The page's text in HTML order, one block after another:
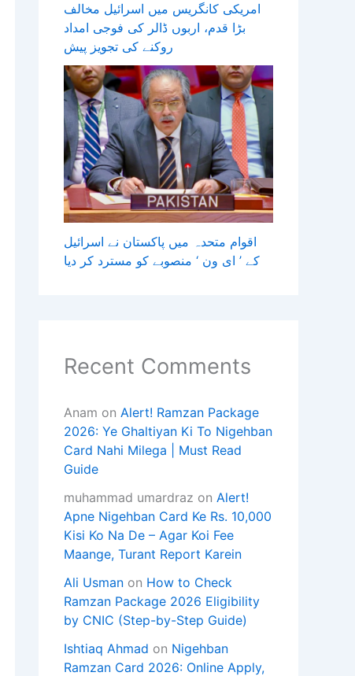
امریکی کانگریس میں اسرائیل مخالف
بڑا قدم، اربوں ڈالر کی فوجی امداد
روکنے کی تجویز پیش
اقوام متحدہ میں پاکستان نے اسرائیل
کے ’ ای ون ‘ منصوبے کو مسترد کر دیا
Recent Comments
Anam on Alert! Ramzan Package
2026: Ye Ghaltiyan Ki To Nigehban
Card Nahi Milega | Must Read
Guide
muhammad umardraz on Alert!
Apne Nigehban Card Ke Rs. 10,000
Kisi Ko Na De – Agar Koi Fee
Maange, Turant Report Karein
Ali Usman on How to Check
Ramzan Package 2026 Eligibility
by CNIC (Step-by-Step Guide)
Ishtiaq Ahmad on Nigehban
Ramzan Card 2026: Online Apply,